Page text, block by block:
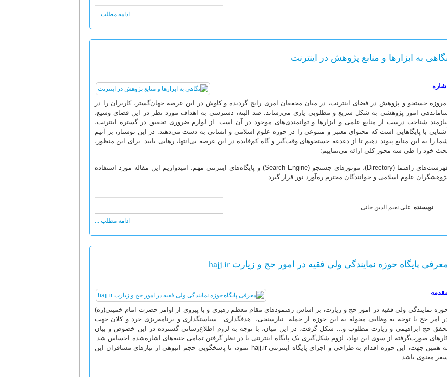
ادامه مطلب ...
نگاهی به ابزارها و منابع پژوهش در اینترنت
اشاره
امروزه جستجو و پژوهش در فضای اینترنت، در میان محققان امری رایج گردیده و کاوش در این عرصه جهان‌گستر، کاربران را در
ساماندهی امور پژوهشی به شکل سریع و مطلوبی یاری می‌رساند. صد البته، دسترسی به اهداف مورد نظر در این فضای وسیع،
نیازمند شناخت درست از منابع علمی و ابزارها و توانمندی‌های موجود در آن است. از لوازم ضروری تحقیق در گستره اینترنت،
آشنایی با پایگا‌هایی است که محتوای معتبر و متنوعی را در حوزه علوم اسلامی و انسانی به دست می‌دهند. در این نوشتار، بر آنیم
شما را به این منابع پیوند دهیم تا از دغدغه جستجوهای وقت‌گیر و گاه کم‌فایده در این عرصه بی‌انتها، رهایی یابید. برای این منظور،
بحث خود را طی سه محور کلی ارائه می‌نماییم:
فهرست‌های راهنما (Directory)، موتورهای جستجو (Search Engine) و پایگاه‌های اینترنتی مهم. امیدواریم این مقاله مورد استفاده
پژوهشگران علوم اسلامی و خوانندگان محترم ره‌آورد نور قرار گیرد.
نویسنده: علی نعیم الدین خانی
ادامه مطلب ...
معرفی پایگاه حوزه نمایندگی ولی فقیه در امور حج و زیارت hajj.ir
حوزه نمایندگی ولی فقیه در امور حج و زیارت، بر اساس رهنمودهای مقام معظم رهبری و با پیروی از اوامر حضرت امام خمینی(ره)
در امر حج با توجه به وظایف محوله به این حوزه از جمله: نیاز‌سنجی، هدفگذاری، سیاستگذاری و برنامه‌ریزی خرد و کلان جهت
حج ابراهیمی و زیارت مطلوب و... شکل گرفت. در این میان، با توجه به لزوم اطلاع‌رسانی گسترده در این خصوص و بیان
صورت‌گرفته از سوی این نهاد، لزوم شکل‌گیری یک پایگاه اینترنتی با در نظر گرفتن تمامی جنبه‌های اشاره‌شده احساس شد.
به همین جهت، این حوزه اقدام به طراحی و اجرای پایگاه اینترنتی hajj.ir نمود، تا پاسخگویی حجم انبوهی از نیازهای مسافران این
سفر معنوی باشد.